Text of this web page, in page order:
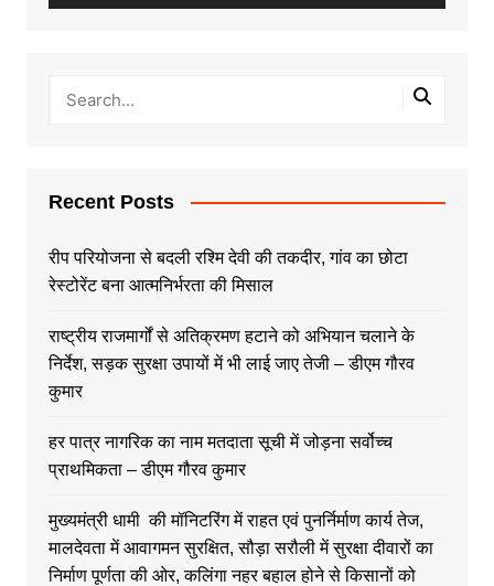
Recent Posts
रीप परियोजना से बदली रश्मि देवी की तकदीर, गांव का छोटा
रेस्टोरेंट बना आत्मनिर्भरता की मिसाल
राष्ट्रीय राजमार्गों से अतिक्रमण हटाने को अभियान चलाने के
निर्देश, सड़क सुरक्षा उपायों में भी लाई जाए तेजी – डीएम गौरव
कुमार
हर पात्र नागरिक का नाम मतदाता सूची में जोड़ना सर्वोच्च
प्राथमिकता – डीएम गौरव कुमार
मुख्यमंत्री धामी की मॉनिटरिंग में राहत एवं पुनर्निर्माण कार्य तेज,
मालदेवता में आवागमन सुरक्षित, सौड़ा सरौली में सुरक्षा दीवारों का
निर्माण पूर्णता की ओर, कलिंगा नहर बहाल होने से किसानों को